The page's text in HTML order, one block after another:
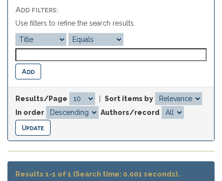
Add filters:
Use filters to refine the search results.
Results/Page
Sort items by
In order
Authors/record
Results 1-1 of 1 (Search time: 0.001 seconds).